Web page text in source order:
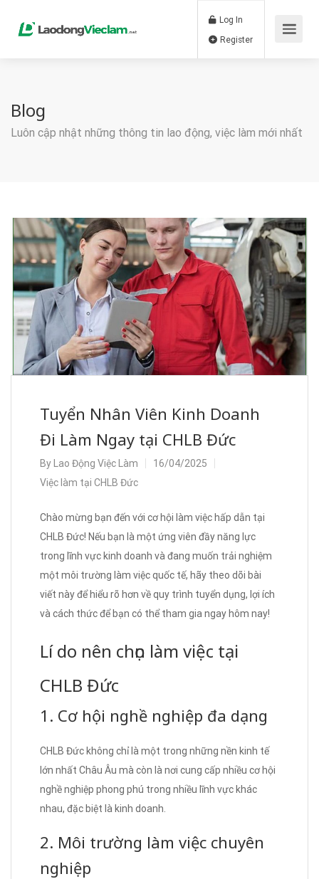
Log In
Blog
Luôn cập nhật những thông tin lao động, việc làm mới nhất
Tuyển Nhân Viên Kinh Doanh
Đi Làm Ngay tại CHLB Đức
By Lao Động Việc Làm
16/04/2025
Việc làm tại CHLB Đức
Chào mừng bạn đến với cơ hội làm việc hấp dẫn tại
CHLB Đức! Nếu bạn là một ứng viên đầy năng lực
trong lĩnh vực kinh doanh và đang muốn trải nghiệm
một môi trường làm việc quốc tế, hãy theo dõi bài
viết này để hiểu rõ hơn về quy trình tuyển dụng, lợi ích
và cách thức để bạn có thể tham gia ngay hôm nay!
Lí do nên chọn làm việc tại
CHLB Đức
1. Cơ hội nghề nghiệp đa dạng
CHLB Đức không chỉ là một trong những nền kinh tế
lớn nhất Châu Âu mà còn là nơi cung cấp nhiều cơ hội
nghề nghiệp phong phú trong nhiều lĩnh vực khác
nhau, đặc biệt là kinh doanh.
2. Môi trường làm việc chuyên
nghiệp